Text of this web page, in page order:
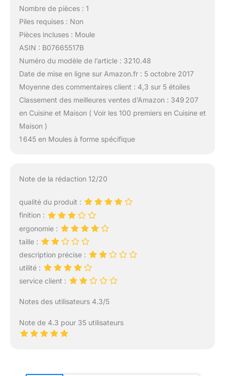
Nombre de pièces : 1
Piles requises : Non
Pièces incluses : Moule
ASIN : B07665517B
Numéro du modèle de l’article : 3210.48
Date de mise en ligne sur Amazon.fr : 5 octobre 2017
Moyenne des commentaires client : 4,3 sur 5 étoiles
Classement des meilleures ventes d’Amazon : 349 207
en Cuisine et Maison ( Voir les 100 premiers en Cuisine et
Maison )
1 645 en Moules à forme spécifique
Note de la rédaction 12/20
qualité du produit :
finition :
ergonomie :
taille :
description précise :
utilité :
service client :
Notes des utilisateurs 4.3/5
Note de 4.3 pour 35 utilisateurs